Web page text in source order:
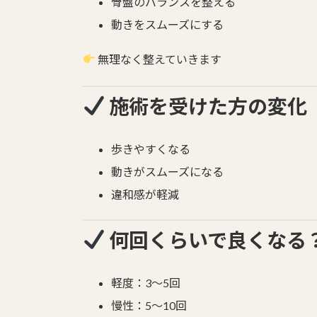
動きをスムーズにする
無理なく整えていきます
施術を受けた方の変化
歩きやすくなる
動きがスムーズになる
違和感が軽減
何回くらいで良くなる
軽度：3〜5回
慢性：5〜10回